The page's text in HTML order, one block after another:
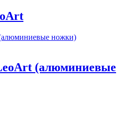
(алюминиевые